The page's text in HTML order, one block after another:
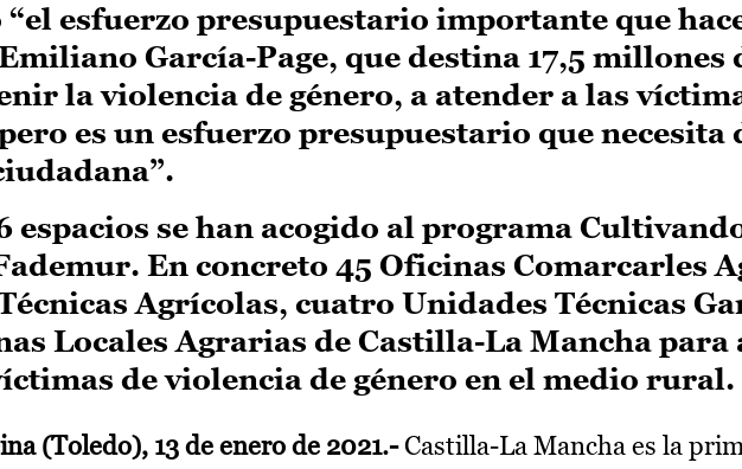
“el esfuerzo presupuestario importante que
García-Page, que destina 17,5 millones
la violencia de género, a atender a las
es un esfuerzo presupuestario que necesita
espacios se han acogido al programa
En concreto 45 Oficinas Comarcarles
Agrícolas, cuatro Unidades Técnicas
Locales Agrarias de Castilla-La Mancha para
de violencia de género en el medio rural.
(Toledo), 13 de enero de 2021.-Castilla-La Mancha es la